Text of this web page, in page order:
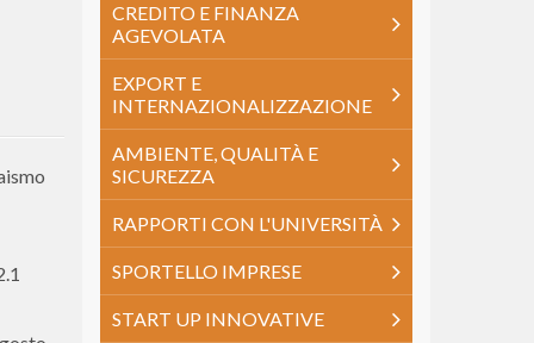
CREDITO E FINANZA
AGEVOLATA
EXPORT E
INTERNAZIONALIZZAZIONE
AMBIENTE, QUALITÀ E
SICUREZZA
RAPPORTI CON L'UNIVERSITÀ
SPORTELLO IMPRESE
START UP INNOVATIVE